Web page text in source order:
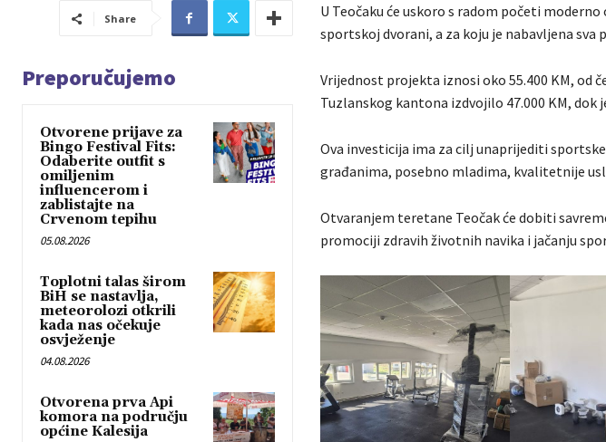
Share
Preporučujemo
Otvorene prijave za
Bingo Festival Fits:
Odaberite outfit s
omiljenim
influencerom i
zablistajte na
Crvenom tepihu
05.08.2026
Toplotni talas širom
BiH se nastavlja,
meteorolozi otkrili
kada nas očekuje
osvježenje
04.08.2026
Otvorena prva Api
komora na području
općine Kalesija
U Teočaku će uskoro s radom početi
sportskoj dvorani, a za koju je nabavljena
Vrijednost projekta iznosi oko 55.400 KM, od
Tuzlanskog kantona izdvojilo 47.000 KM,
Ova investicija ima za cilj unaprijediti
građanima, posebno mladima, kvalitetnije
Otvaranjem teretane Teočak će dobiti
promociji zdravih životnih navika i jačanju